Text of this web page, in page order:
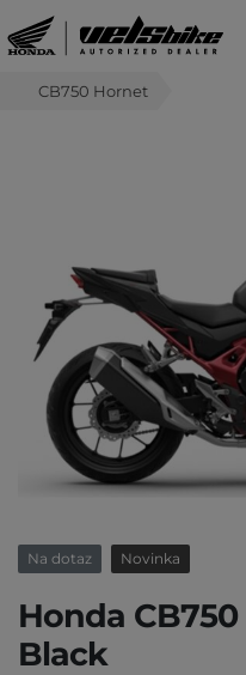
CB750 Hornet
Na dotaz Novinka
Honda
Black